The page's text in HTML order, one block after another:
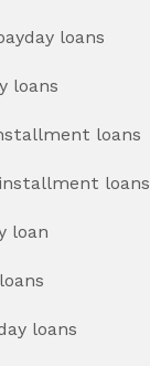
loans
loans
loans
loans
loan
loans